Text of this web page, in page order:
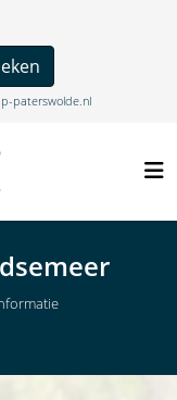
paterswolde.nl